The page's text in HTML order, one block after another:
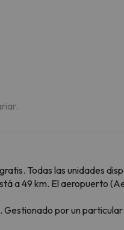
Todas las unidades
a 49 km. El aeropuerto
Gestionado por un particular